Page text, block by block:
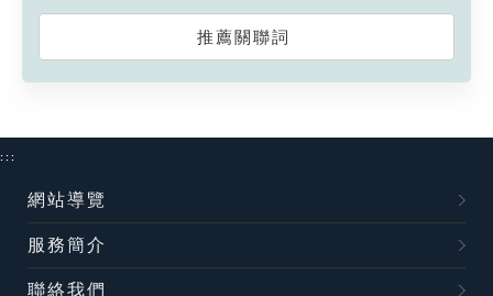
推薦關聯詞
:::
網站導覽
服務簡介
聯絡我們